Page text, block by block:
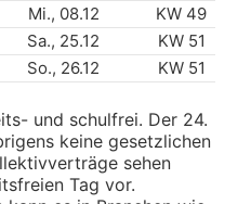
Mi., 08.12
KW 49
Sa., 25.12
KW 51
So., 26.12 KW 51
und schulfrei. Der 24.
keine gesetzlichen
sehen
Tag vor.